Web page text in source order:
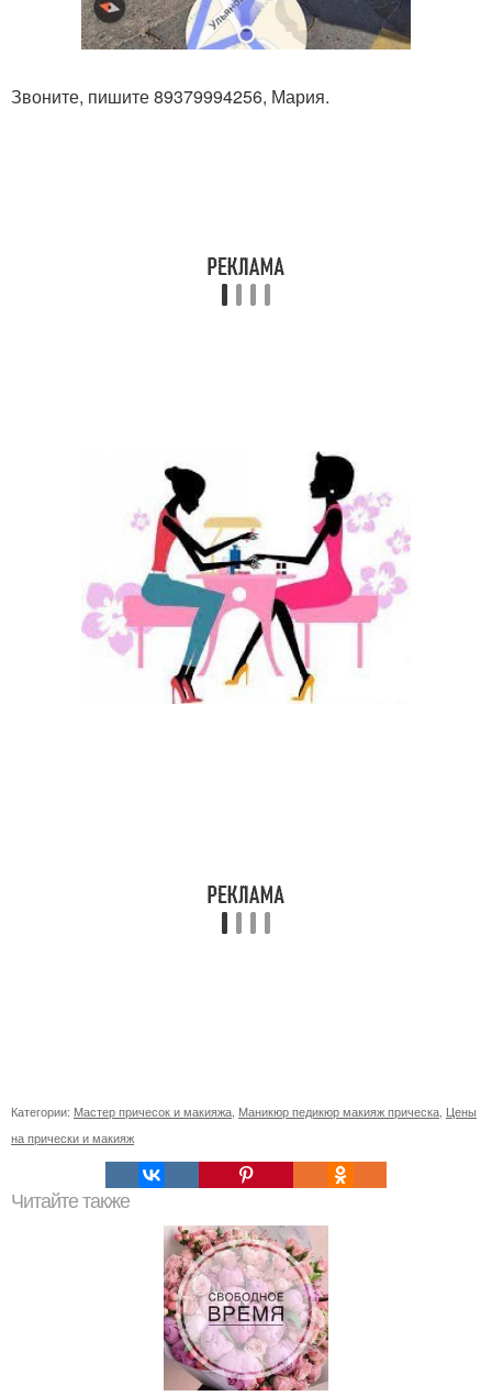
Звоните, пишите 89379994256, Мария.
Категории: Мастер причесок и макияжа Маникюр педикюр макияж прическа Цены
на прически и макияж
Читайте также